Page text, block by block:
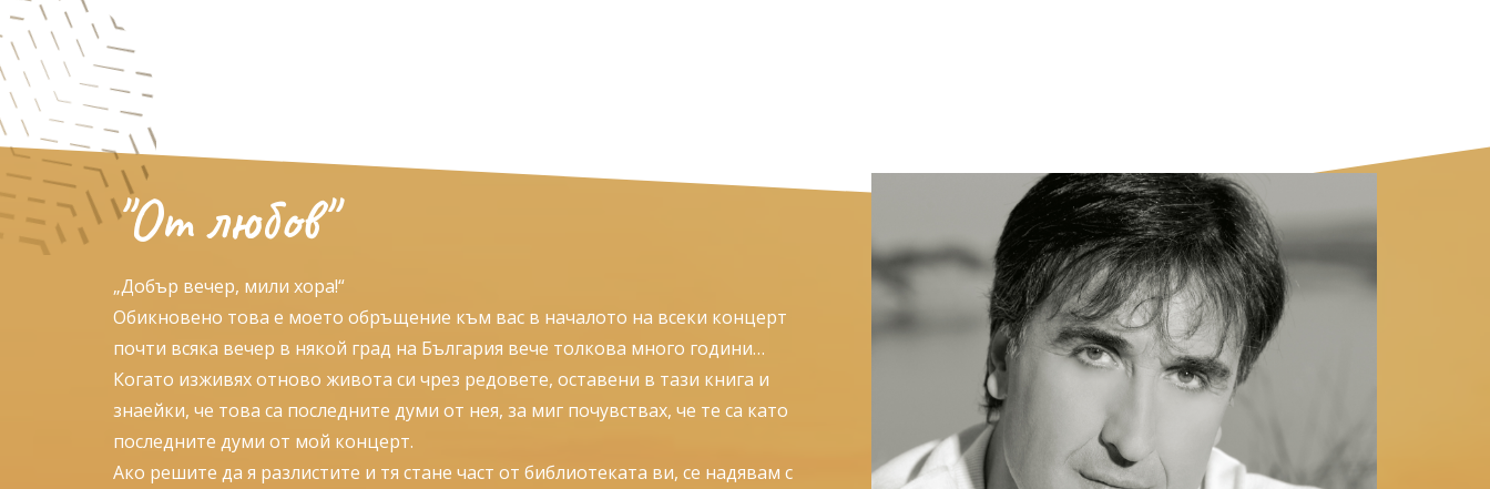
"От любов"
„Добър вечер, мили хора!“
Обикновено това е моето обръщение към вас в началото на всеки концерт
почти всяка вечер в някой град на България вече толкова много години…
Когато изживях отново живота си чрез редовете, оставени в тази книга и
знаейки, че това са последните думи от нея, за миг почувствах, че те са като
последните думи от мой концерт.
Ако решите да я разлистите и тя стане част от библиотеката ви, се надявам с